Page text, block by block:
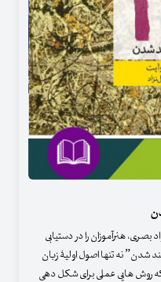
هنرآموزان را در دستیابی
در مسیر هنرمند شدن” نه تنها اصول اولیۀ زبان
روش هایی عملی برای شکل دهی